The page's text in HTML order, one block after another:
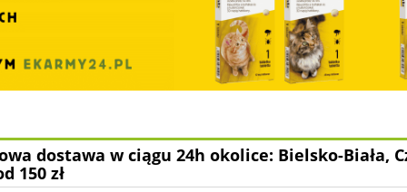
dostawa w ciągu 24h okolice: Bielsko-Biała,
150 zł